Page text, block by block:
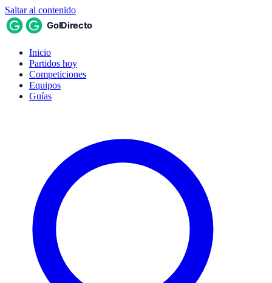
Saltar al contenido
Inicio
Partidos hoy
Competiciones
Equipos
Guías